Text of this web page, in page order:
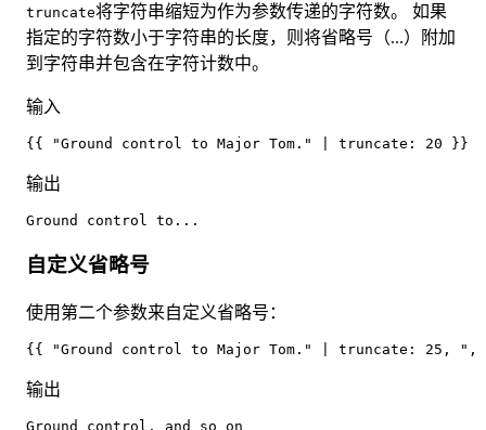
truncate将字符串缩短为作为参数传递的字符数。 如果
指定的字符数小于字符串的长度，则将省略号（...）附加
到字符串并包含在字符计数中。
输入
{{ "Ground control to Major Tom." | truncate: 20 }}
输出
Ground control to...
自定义省略号
使用第二个参数来自定义省略号：
{{ "Ground control to Major Tom." | truncate: 25, ",
输出
Ground control, and so on